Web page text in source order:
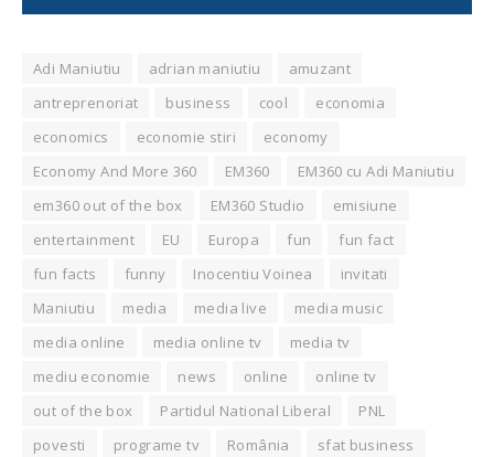
Adi Maniutiu adrian maniutiu
amuzant
antreprenoriat
business cool
economia
economics
economie stiri
economy
Economy And More 360
EM360
EM360 cu Adi Maniutiu
em360 out of the box
EM360 Studio
emisiune
entertainment
EU Europa fun
fun fact
fun facts
funny Inocentiu Voinea
invitati
Maniutiu
media media live
media music
media online
media online tv
media tv
mediu economie
news online
online tv
out of the box
Partidul National Liberal
PNL
povesti
programe tv România
sfat business